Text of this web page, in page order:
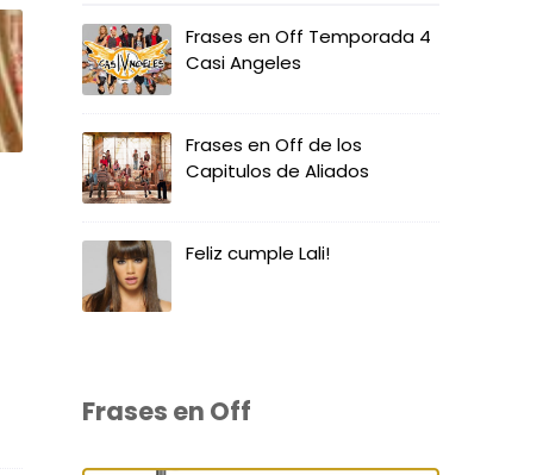
Frases en Off Temporada 4
Casi Angeles
Frases en Off de los
Capitulos de Aliados
Feliz cumple Lali!
Frases en Off